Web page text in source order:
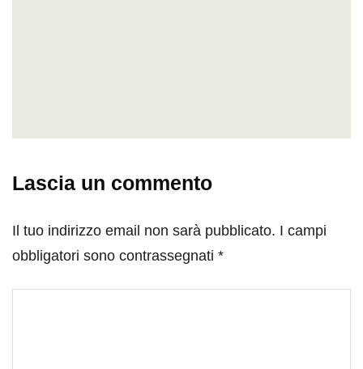
Lascia un commento
Il tuo indirizzo email non sarà pubblicato. I campi
obbligatori sono contrassegnati *